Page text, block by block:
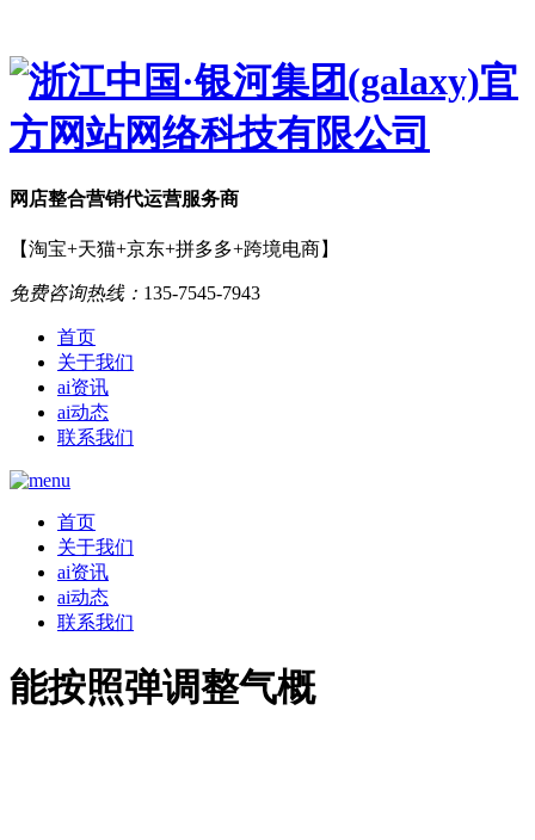
网店整合营销代运营服务商
【淘宝+天猫+京东+拼多多+跨境电商】
免费咨询热线： 135-7545-7943
首页
关于我们
ai资讯
ai动态
联系我们
首页
关于我们
ai资讯
ai动态
联系我们
能按照弹调整气概